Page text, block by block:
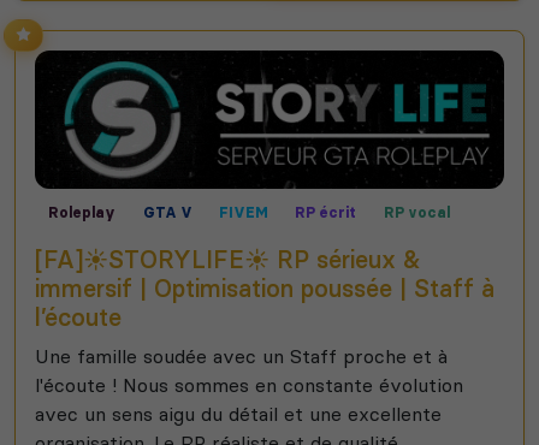
Roleplay GTA V FIVEM RP écrit RP vocal
[FA]☀️STORYLIFE☀️ RP sérieux &
immersif | Optimisation poussée | Staff à
l’écoute
Une famille soudée avec un Staff proche et à
l'écoute ! Nous sommes en constante évolution
avec un sens aigu du détail et une excellente